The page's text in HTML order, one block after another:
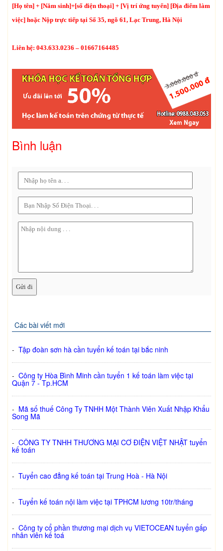
[Họ tên] + [Năm sinh]+[số điện thoại] + [Vị trí ứng tuyển] [Địa điểm làm
việc] hoặc Nộp trực tiếp tại Số 35, ngõ 61, Lạc Trung, Hà Nội
Liên hệ: 043.633.0236 – 01667164485
Bình luận
Các bài viết mới
- Tập đoàn sơn hà cần tuyển kế toán tại bắc ninh
- Công ty Hòa Bình Minh cần tuyển 1 kế toán làm việc tại
Quận 7 - Tp.HCM
- Mã số thuế Công Ty TNHH Một Thành Viên Xuất Nhập Khẩu
Song Mã
- CÔNG TY TNHH THƯƠNG MẠI CƠ ĐIỆN VIỆT NHẬT tuyển
kế toán
- Tuyển cao đẳng kế toán tại Trung Hoà - Hà Nội
- Tuyển kế toán nội làm việc tại TPHCM lương 10tr/tháng
- Công ty cổ phần thương mại dịch vụ VIETOCEAN tuyển gấp
nhân viên kế toá